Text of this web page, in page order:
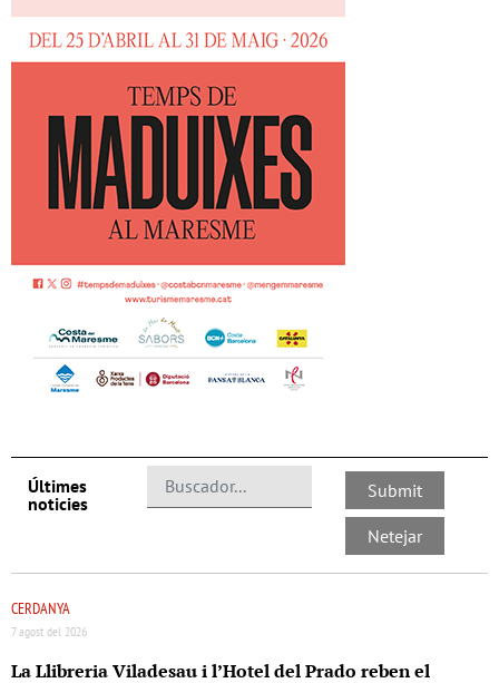
Últimes
noticies
CERDANYA
7 agost del 2026
La Llibreria Viladesau i l’Hotel del Prado reben el